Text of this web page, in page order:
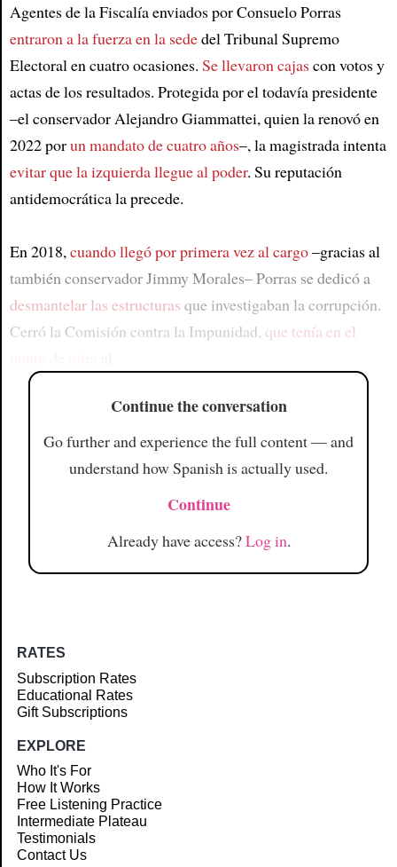
Agentes de la Fiscalía enviados por Consuelo Porras
entraron a la fuerza en la sededel Tribunal Supremo
Electoral en cuatro ocasiones. Se llevaron cajascon votos y
actas de los resultados. Protegida por el todavía presidente
–el conservador Alejandro Giammattei, quien la renovó en
2022 porun mandato de cuatro años–, la magistrada intenta
evitar que la izquierda llegue al poder. Su reputación
antidemocrática la precede.
En 2018,cuando llegó por primera vez al cargo–gracias al
también conservador Jimmy Morales– Porras se dedicó a
desmantelar las estructuras que investigaban la corrupción.
Cerró la Comisión contra la Impunidad, que tenía en el
Continue the conversation
Go further and experience the full content — and
understand how Spanish is actually used.
Continue
Already have access?Log in.
RATES
Subscription Rates
Educational Rates
Gift Subscriptions
EXPLORE
Who It's For
How It Works
Free Listening Practice
Intermediate Plateau
Testimonials
Contact Us